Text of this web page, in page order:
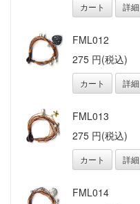
カート 詳細
FML012
275 円(税込)
カート 詳細
FML013
275 円(税込)
カート 詳細
FML014